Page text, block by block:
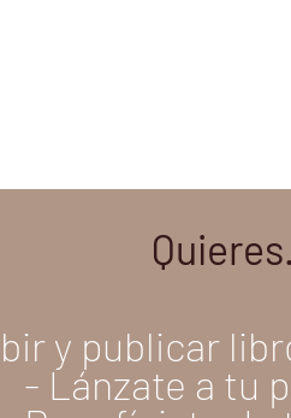
y publicar
- Lánzate a tu